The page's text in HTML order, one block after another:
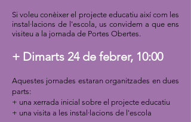
Si voleu conèixer el projecte educatiu així com les
instal·lacions de l'escola, us convidem a que ens
visiteu a la jornada de Portes Obertes.
+ Dimarts 24 de febrer, 10:00
Aquestes jornades estaran organitzades en dues
parts:
+ una xerrada inicial sobre el projecte educatiu
+ una visita a les instal·lacions de l'escola